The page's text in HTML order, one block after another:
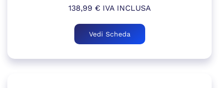
138,99 €IVA INCLUSA
Vedi Scheda